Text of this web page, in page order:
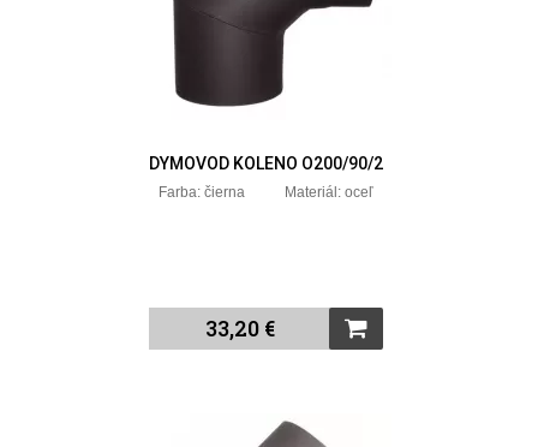
DYMOVOD KOLENO O200/90/2
Farba: čierna Materiál: oceľ
33,20 €